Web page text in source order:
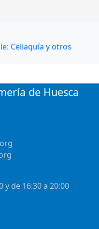
Celiaquía y otros
de Huesca
y de 16:30 a 20:00